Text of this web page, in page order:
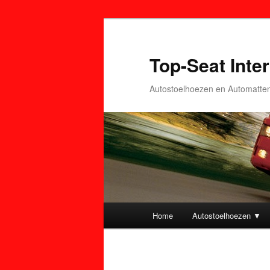
Top-Seat
Autostoelhoezen en
Spring
Spring
Home Autostoelhoezen ▼